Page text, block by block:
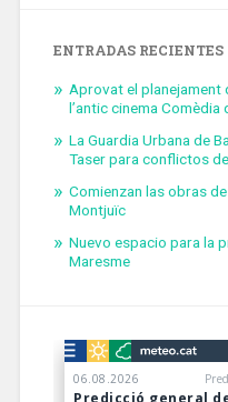
ENTRADAS RECIENTES
Aprovat el planejament
l’antic cinema Comèdia
La Guardia Urbana de
Taser para conflictos
Comienzan las obras
Montjuïc
Nuevo espacio para la
Maresme